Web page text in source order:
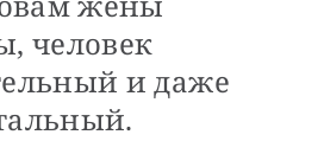
человек
и даже